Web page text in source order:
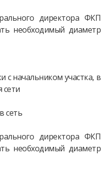
директора ФКП
необходимый диаметр
с начальником участка, в
сети
сеть
директора ФКП
необходимый диаметр